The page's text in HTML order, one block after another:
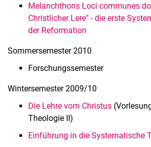
Melanchthons Loci communes
Christlicher Lere" - die erste
der Reformation
Sommersemester 2010
Forschungssemester
Wintersemester 2009/10
Die Lehre vom Christus
Theologie II)
Einführung in die Systematische